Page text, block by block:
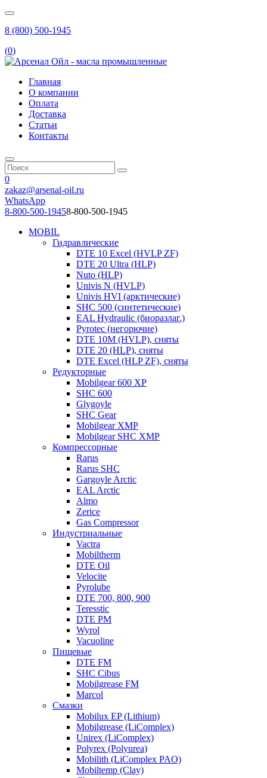
8 (800) 500-1945
(0)
Главная
О компании
Оплата
Доставка
Статьи
Контакты
0
zakaz@arsenal-oil.ru
WhatsApp
8-800-500-19458-800-500-1945
MOBIL
Гидравлические
DTE 10 Excel (HVLP ZF)
DTE 20 Ultra (HLP)
Nuto (HLP)
Univis N (HVLP)
Univis HVI (арктические)
SHC 500 (синтетические)
EAL Hydraulic (биоразлаг.)
Pyrotec (негорючие)
DTE 10M (HVLP), сняты
DTE 20 (HLP), сняты
DTE Excel (HLP ZF), сняты
Редукторные
Mobilgear 600 XP
SHC 600
Glygoyle
SHC Gear
Mobilgear XMP
Mobilgear SHC XMP
Компрессорные
Rarus
Rarus SHC
Gargoyle Arctic
EAL Arctic
Almo
Zerice
Gas Compressor
Индустриальные
Vactra
Mobiltherm
DTE Oil
Velocite
Pyrolube
DTE 700, 800, 900
Teresstic
DTE PM
Wyrol
Vacuoline
Пищевые
DTE FM
SHC Cibus
Mobilgrease FM
Marcol
Смазки
Mobilux EP (Lithium)
Mobilgrease (LiComplex)
Unirex (LiComplex)
Polyrex (Polyurea)
Mobilith (LiComplex PAO)
Mobiltemp (Clay)